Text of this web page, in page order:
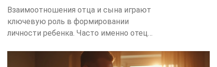
Взаимоотношения отца и сына играют
ключевую роль в формировании
личности ребенка. Часто именно отец
поведения, которое сын старается